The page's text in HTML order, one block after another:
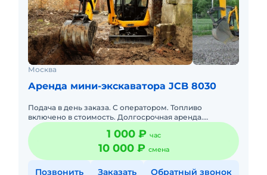
Москва
Аренда мини-экскаватора JCB 8030
Подача в день заказа. С оператором. Топливо
включено в стоимость. Долгосрочная аренда.
Краткосрочная аренда. Сейчас свободна. Техника с
малой наработкой.
1 000 ₽ час
10 000 ₽ смена
Позвонить Заказать Обратный звонок